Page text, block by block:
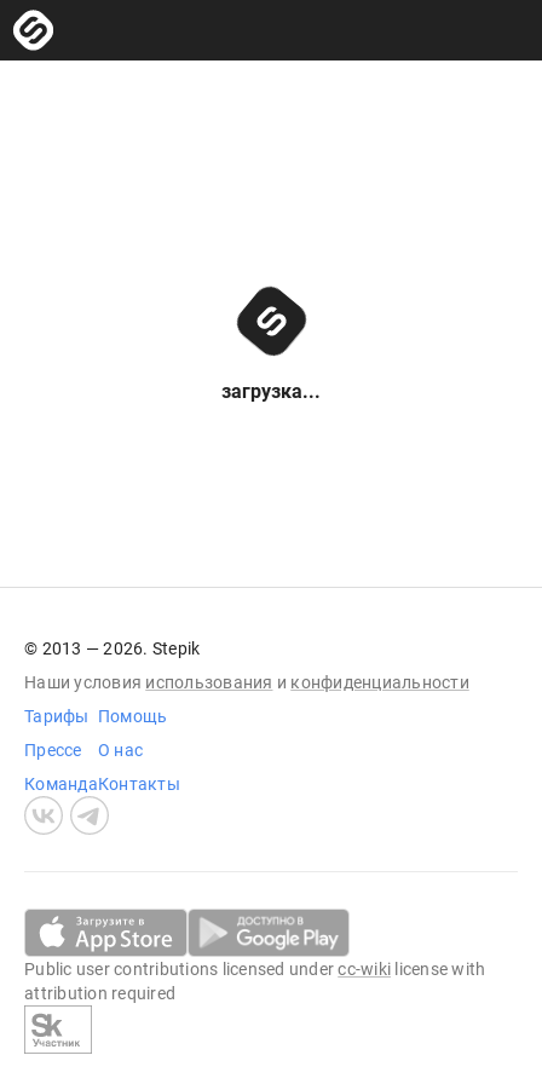
загрузка...
© 2013 — 2026. Stepik
Наши условия использования и конфиденциальности
Тарифы
Прессе
Команда
Помощь
О нас
Контакты
Public user contributions licensed undercc-wiki license with
attribution required